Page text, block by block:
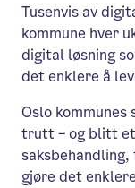
Tusenvis av
kommune hver
digital løsning
det enklere å
Oslo kommunes
trutt – og blitt
gjøre det